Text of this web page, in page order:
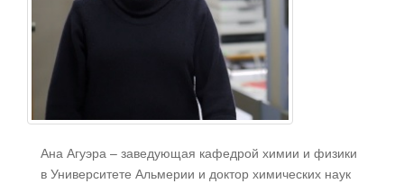
Ана Агуэра – заведующая кафедрой химии и физики
в Университете Альмерии и доктор химических наук